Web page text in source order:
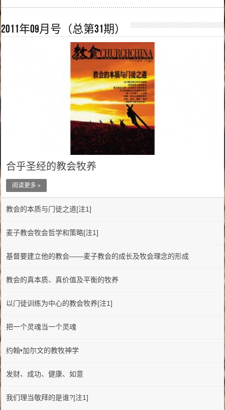
2011年09月号（总第31期）
合乎圣经的教会牧养
阅读更多 »
教会的本质与门徒之道[注1]
麦子教会牧会哲学和策略[注1]
基督要建立他的教会——麦子教会的成长及牧会理念的形成
教会的真本质、真价值及平衡的牧养
以门徒训练为中心的教会牧养[注1]
把一个灵魂当一个灵魂
约翰•加尔文的教牧神学
发财、成功、健康、如意
我们理当敬拜的是谁?[注1]